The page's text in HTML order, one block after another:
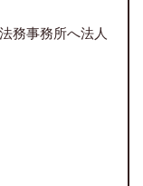
務事務所へ法人